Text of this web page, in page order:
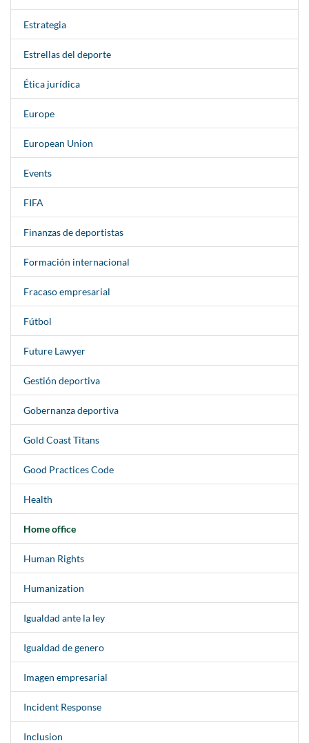
Estrategia
Estrellas del deporte
Ética jurídica
Europe
European Union
Events
FIFA
Finanzas de deportistas
Formación internacional
Fracaso empresarial
Fútbol
Future Lawyer
Gestión deportiva
Gobernanza deportiva
Gold Coast Titans
Good Practices Code
Health
Home office
Human Rights
Humanization
Igualdad ante la ley
Igualdad de genero
Imagen empresarial
Incident Response
Inclusion